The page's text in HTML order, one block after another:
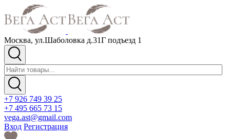
Москва, ул.Шаболовка д.31Г подъезд 1
+7 926 749 39 25
+7 495 665 73 15
vega.ast@gmail.com
Вход Регистрация